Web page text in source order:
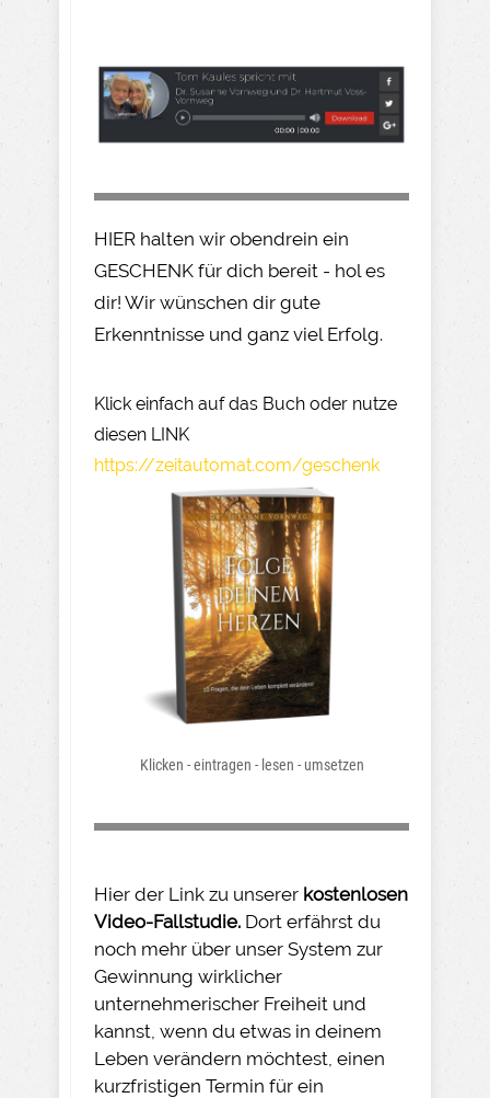
HIER halten wir obendrein ein
GESCHENK für dich bereit - hol es
dir! Wir wünschen dir gute
Erkenntnisse und ganz viel Erfolg.
Klick einfach auf das Buch oder nutze
diesen LINK
https://zeitautomat.com/geschenk
Klicken - eintragen - lesen - umsetzen
Hier der Link zu unserer kostenlosen
Video-Fallstudie. Dort erfährst du
noch mehr über unser System zur
Gewinnung wirklicher
unternehmerischer Freiheit und
kannst, wenn du etwas in deinem
Leben verändern möchtest, einen
kurzfristigen Termin für ein